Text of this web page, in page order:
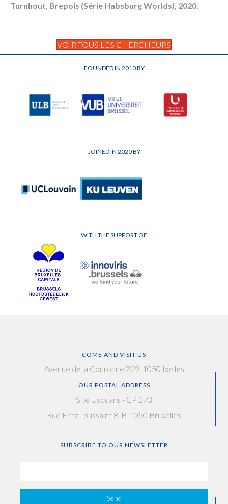
Turnhout, Brepols (Série Habsburg Worlds), 2020.
VOIR TOUS LES CHERCHEURS
FOUNDED IN 2010 BY
JOINED IN 2020 BY
WITH THE SUPPORT OF
COME AND VISIT US
Avenue de la Couronne 229, 1050 Ixelles
OUR POSTAL ADDRESS
Site Usquare - CP 273
Rue Fritz Toussaint 8, B-1050 Bruxelles
SUBSCRIBE TO OUR NEWSLETTER
Send